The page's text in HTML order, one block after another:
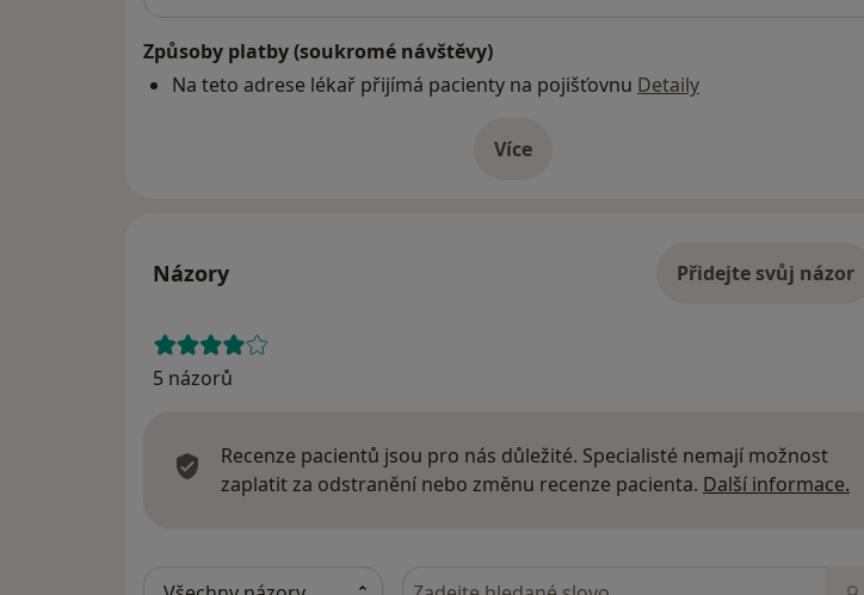
Způsoby platby (soukromé návštěvy)
Na teto adrese lékař přijímá pacienty na pojišťovnu Detaily
Víceo adrese
Názory Přidejte svůj názor
5 názorů
Recenze pacientů jsou pro nás důležité. Specialisté nemají možnost
zaplatit za odstranění nebo změnu recenze pacienta. Další informace.
Hledejte v názorech